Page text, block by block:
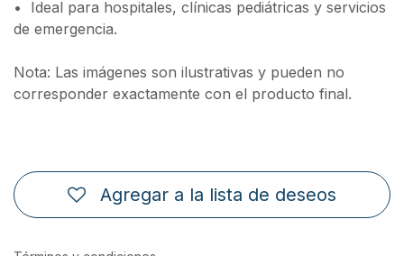
•⁠ ⁠Ideal para hospitales, clínicas pediátricas y servicios
de emergencia.
Nota: Las imágenes son ilustrativas y pueden no
corresponder exactamente con el producto final.
Agregar a la lista de deseos